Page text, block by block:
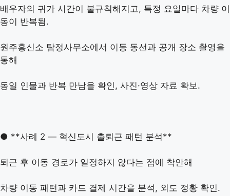
배우자의 귀가 시간이 불규칙해지고, 특정 요일마다 차량 이
동이 반복됨.
원주흥신소 탐정사무소에서 이동 동선과 공개 장소 촬영을
통해
동일 인물과 반복 만남을 확인, 사진·영상 자료 확보.
● **사례 2 — 혁신도시 출퇴근 패턴 분석**
퇴근 후 이동 경로가 일정하지 않다는 점에 착안해
차량 이동 패턴과 카드 결제 시간을 분석, 외도 정황 확인.